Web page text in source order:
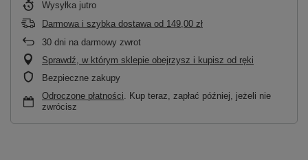
Wysyłka jutro
Darmowa i szybka dostawa od 149,00 zł
30 dni na darmowy zwrot
Sprawdź, w którym sklepie obejrzysz i kupisz od ręki
Bezpieczne zakupy
Odroczone płatności . Kup teraz, zapłać później, jeżeli nie
zwrócisz